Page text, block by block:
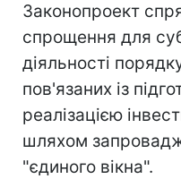
Законопроект
спрощення для
діяльності
пов'язаних із
реалізацією
шляхом
"єдиного вікна".